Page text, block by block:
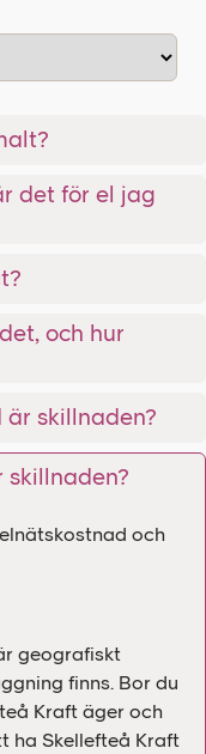
det för el jag
och hur
skillnaden?
skillnaden?
och
geografiskt
finns. Bor du
Kraft äger och
ha Skellefteå Kraft